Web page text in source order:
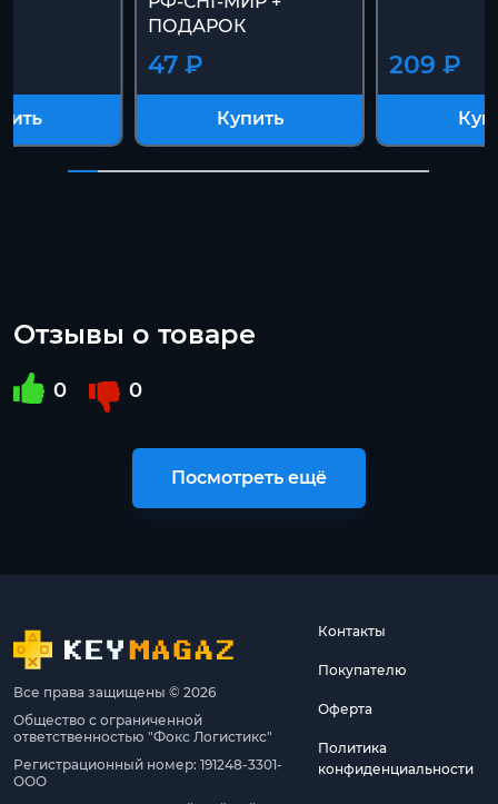
ПОДАРОК
47 ₽
Купить
209 ₽
Отзывы о товаре
0 0
Посмотреть ещё
Все права защищены © 2026
Общество с ограниченной
ответственностью "Фокс Логистикс"
Регистрационный номер: 191248-3301-
ООО
Контакты
Покупателю
Оферта
Политика
конфиденциальности